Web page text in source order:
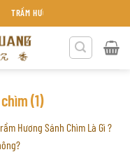
HƯƠNG THIÊN QUANG KHÁNH HÒA
(1)
Hương Sánh Chìm Là Gì ?